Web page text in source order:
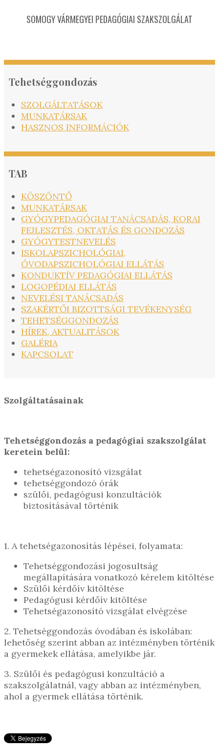
SOMOGY VÁRMEGYEI PEDAGÓGIAI SZAKSZOLGÁLAT
Tehetséggondozás
SZOLGÁLTATÁSOK
MUNKATÁRSAK
HASZNOS INFORMÁCIÓK
TAB
KÖSZÖNTŐ
MUNKATÁRSAK
GYÓGYPEDAGÓGIAI TANÁCSADÁS, KORAI
FEJLESZTÉS, OKTATÁS ÉS GONDOZÁS
GYÓGYTESTNEVELÉS
ISKOLAPSZICHOLÓGIAI,
ÓVODAPSZICHOLÓGIAI ELLÁTÁS
KONDUKTÍV PEDAGÓGIAI ELLÁTÁS
LOGOPÉDIAI ELLÁTÁS
NEVELÉSI TANÁCSADÁS
SZAKÉRTŐI BIZOTTSÁGI TEVÉKENYSÉG
TEHETSÉGGONDOZÁS
HÍREK, AKTUALITÁSOK
GALÉRIA
KAPCSOLAT
Szolgáltatásainak
Tehetséggondozás a pedagógiai szakszolgálat
keretein belül:
tehetségazonosító vizsgálat
tehetséggondozó órák
szülői, pedagógusi konzultációk
biztosításával történik
1. A tehetségazonosítás lépései, folyamata:
Tehetséggondozási jogosultság
megállapítására vonatkozó kérelem kitöltése
Szülői kérdőív kitöltése
Pedagógusi kérdőív kitöltése
Tehetségazonosító vizsgálat elvégzése
2. Tehetséggondozás óvodában és iskolában:
lehetőség szerint abban az intézményben történik
a gyermekek ellátása, amelyikbe jár.
3. Szülői és pedagógusi konzultáció a
szakszolgálatnál, vagy abban az intézményben,
ahol a gyermek ellátása történik.